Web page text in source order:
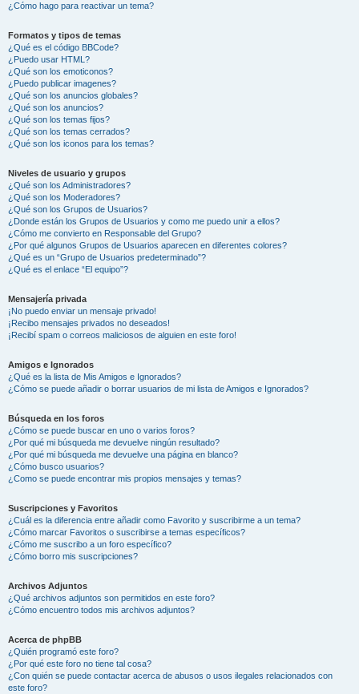
¿Cómo hago para reactivar un tema?
Formatos y tipos de temas
¿Qué es el código BBCode?
¿Puedo usar HTML?
¿Qué son los emoticonos?
¿Puedo publicar imagenes?
¿Qué son los anuncios globales?
¿Qué son los anuncios?
¿Qué son los temas fijos?
¿Qué son los temas cerrados?
¿Qué son los iconos para los temas?
Niveles de usuario y grupos
¿Qué son los Administradores?
¿Qué son los Moderadores?
¿Qué son los Grupos de Usuarios?
¿Donde están los Grupos de Usuarios y como me puedo unir a ellos?
¿Cómo me convierto en Responsable del Grupo?
¿Por qué algunos Grupos de Usuarios aparecen en diferentes colores?
¿Qué es un “Grupo de Usuarios predeterminado”?
¿Qué es el enlace “El equipo”?
Mensajería privada
¡No puedo enviar un mensaje privado!
¡Recibo mensajes privados no deseados!
¡Recibí spam o correos maliciosos de alguien en este foro!
Amigos e Ignorados
¿Qué es la lista de Mis Amigos e Ignorados?
¿Cómo se puede añadir o borrar usuarios de mi lista de Amigos e Ignorados?
Búsqueda en los foros
¿Cómo se puede buscar en uno o varios foros?
¿Por qué mi búsqueda me devuelve ningún resultado?
¿Por qué mi búsqueda me devuelve una página en blanco?
¿Cómo busco usuarios?
¿Como se puede encontrar mis propios mensajes y temas?
Suscripciones y Favoritos
¿Cuál es la diferencia entre añadir como Favorito y suscribirme a un tema?
¿Cómo marcar Favoritos o suscribirse a temas específicos?
¿Cómo me suscribo a un foro específico?
¿Cómo borro mis suscripciones?
Archivos Adjuntos
¿Qué archivos adjuntos son permitidos en este foro?
¿Cómo encuentro todos mis archivos adjuntos?
Acerca de phpBB
¿Quién programó este foro?
¿Por qué este foro no tiene tal cosa?
¿Con quién se puede contactar acerca de abusos o usos ilegales relacionados con
este foro?